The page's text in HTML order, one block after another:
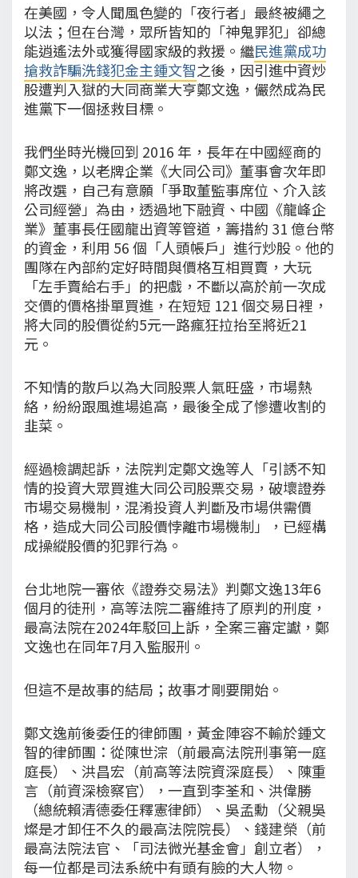
在美國，令人聞風色變的「夜行者」最終被繩之
以法；但在台灣，眾所皆知的「神鬼罪犯」卻總
能逍遙法外或獲得國家級的救援。繼民進黨成功
搶救詐騙洗錢犯金主鍾文智之後，因引進中資炒
股遭判入獄的大同商業大亨鄭文逸，儼然成為民
進黨下一個拯救目標。
我們坐時光機回到 2016 年，長年在中國經商的
鄭文逸，以老牌企業《大同公司》董事會次年即
將改選，自己有意願「爭取董監事席位、介入該
公司經營」為由，透過地下融資、中國《龍峰企
業》董事長任國龍出資等管道，籌措約 31 億台幣
的資金，利用 56 個「人頭帳戶」進行炒股。他的
團隊在內部約定好時間與價格互相買賣，大玩
「左手賣給右手」的把戲，不斷以高於前一次成
交價的價格掛單買進，在短短 121 個交易日裡，
將大同的股價從約5元一路瘋狂拉抬至將近21
元。
不知情的散戶以為大同股票人氣旺盛，市場熱
絡，紛紛跟風進場追高，最後全成了慘遭收割的
韭菜。
經過檢調起訴，法院判定鄭文逸等人「引誘不知
情的投資大眾買進大同公司股票交易，破壞證券
市場交易機制，混淆投資人判斷及市場供需價
格，造成大同公司股價悖離市場機制」，已經構
成操縱股價的犯罪行為。
台北地院一審依《證券交易法》判鄭文逸13年6
個月的徒刑，高等法院二審維持了原判的刑度，
最高法院在2024年駁回上訴，全案三審定讞，鄭
文逸也在同年7月入監服刑。
但這不是故事的結局；故事才剛要開始。
鄭文逸前後委任的律師團，黃金陣容不輸於鍾文
智的律師團：從陳世淙（前最高法院刑事第一庭
庭長）、洪昌宏（前高等法院資深庭長）、陳重
言（前資深檢察官），一直到李荃和、洪偉勝
（總統賴清德委任釋憲律師）、吳孟勳（父親吳
燦是才卸任不久的最高法院院長）、錢建榮（前
最高法院法官、「司法微光基金會」創立者），
每一位都是司法系統中有頭有臉的大人物。